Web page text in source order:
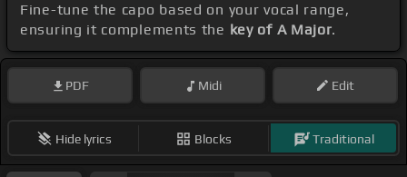
Fine-tune the capo based on your vocal range,
ensuring it complements the key of A Major.
PDF Midi Edit
Hide lyrics Blocks Traditional